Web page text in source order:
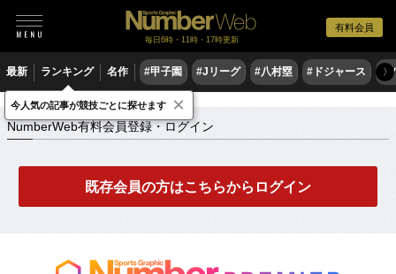
有料会員
毎日6時・11時・17時更新
最新 ランキング 名作 #甲子園 #Jリーグ #八村塁 #ドジャース #
〉
NumberWeb有料会員登録・ログイン
NumberWeb有料会員登録・ログイン
既存会員の方はこちらからログイン
今人気の記事が競技ごとに探せます ×